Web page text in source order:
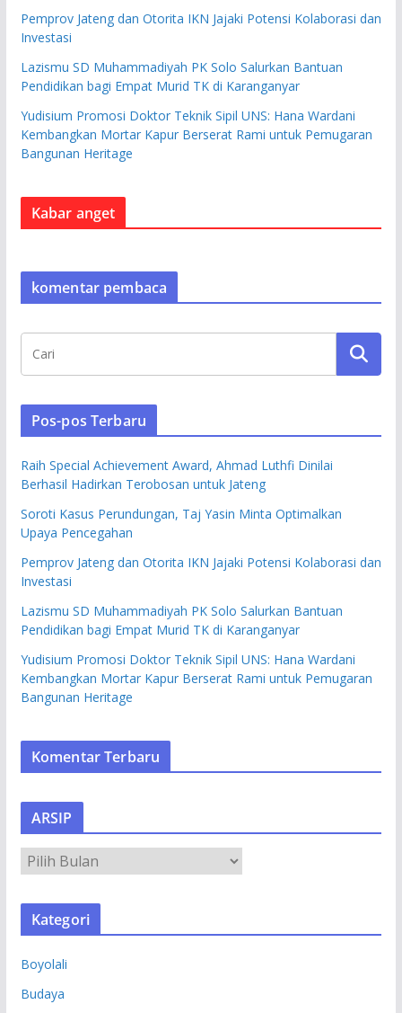
Pemprov Jateng dan Otorita IKN Jajaki Potensi Kolaborasi dan
Investasi
Lazismu SD Muhammadiyah PK Solo Salurkan Bantuan
Pendidikan bagi Empat Murid TK di Karanganyar
Yudisium Promosi Doktor Teknik Sipil UNS: Hana Wardani
Kembangkan Mortar Kapur Berserat Rami untuk Pemugaran
Bangunan Heritage
Kabar anget
komentar pembaca
Pos-pos Terbaru
Raih Special Achievement Award, Ahmad Luthfi Dinilai
Berhasil Hadirkan Terobosan untuk Jateng
Soroti Kasus Perundungan, Taj Yasin Minta Optimalkan
Upaya Pencegahan
Pemprov Jateng dan Otorita IKN Jajaki Potensi Kolaborasi dan
Investasi
Lazismu SD Muhammadiyah PK Solo Salurkan Bantuan
Pendidikan bagi Empat Murid TK di Karanganyar
Yudisium Promosi Doktor Teknik Sipil UNS: Hana Wardani
Kembangkan Mortar Kapur Berserat Rami untuk Pemugaran
Bangunan Heritage
Komentar Terbaru
ARSIP
R
S
Kategori
Boyolali
Budaya